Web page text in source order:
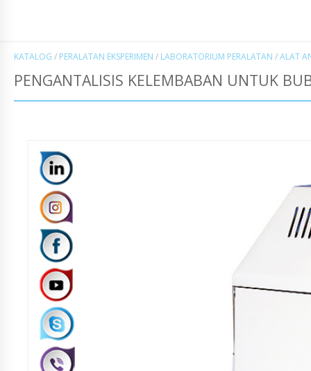
KATALOG / PERALATAN EKSPERIMEN / LABORATORIUM PERALATAN /ALAT
PENGANTALISIS KELEMBABAN UNTUK